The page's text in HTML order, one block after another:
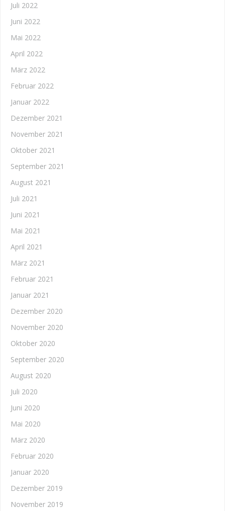
Juli 2022
Juni 2022
Mai 2022
April 2022
März 2022
Februar 2022
Januar 2022
Dezember 2021
November 2021
Oktober 2021
September 2021
August 2021
Juli 2021
Juni 2021
Mai 2021
April 2021
März 2021
Februar 2021
Januar 2021
Dezember 2020
November 2020
Oktober 2020
September 2020
August 2020
Juli 2020
Juni 2020
Mai 2020
März 2020
Februar 2020
Januar 2020
Dezember 2019
November 2019